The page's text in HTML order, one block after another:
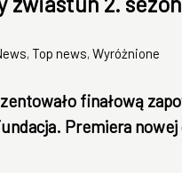
, Top news, Wyróżnione
finałową
Premiera nowej